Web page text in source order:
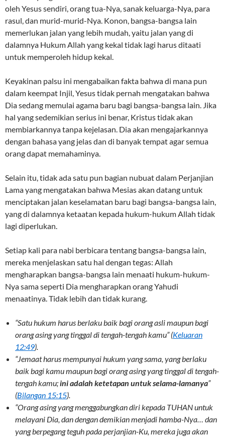
oleh Yesus sendiri, orang tua-Nya, sanak keluarga-Nya, para
rasul, dan murid-murid-Nya. Konon, bangsa-bangsa lain
memerlukan jalan yang lebih mudah, yaitu jalan yang di
dalamnya Hukum Allah yang kekal tidak lagi harus ditaati
untuk memperoleh hidup kekal.
Keyakinan palsu ini mengabaikan fakta bahwa di mana pun
dalam keempat Injil, Yesus tidak pernah mengatakan bahwa
Dia sedang memulai agama baru bagi bangsa-bangsa lain. Jika
hal yang sedemikian serius ini benar, Kristus tidak akan
membiarkannya tanpa kejelasan. Dia akan mengajarkannya
dengan bahasa yang jelas dan di banyak tempat agar semua
orang dapat memahaminya.
Selain itu, tidak ada satu pun bagian nubuat dalam Perjanjian
Lama yang mengatakan bahwa Mesias akan datang untuk
menciptakan jalan keselamatan baru bagi bangsa-bangsa lain,
yang di dalamnya ketaatan kepada hukum-hukum Allah tidak
lagi diperlukan.
Setiap kali para nabi berbicara tentang bangsa-bangsa lain,
mereka menjelaskan satu hal dengan tegas: Allah
mengharapkan bangsa-bangsa lain menaati hukum-hukum-
Nya sama seperti Dia mengharapkan orang Yahudi
menaatinya. Tidak lebih dan tidak kurang.
“Satu hukum harus berlaku baik bagi orang asli maupun bagi
orang asing yang tinggal di tengah-tengah kamu” (Keluaran
12:49).
“Jemaat harus mempunyai hukum yang sama, yang berlaku
baik bagi kamu maupun bagi orang asing yang tinggal di tengah-
tengah kamu;ini adalah ketetapan untuk selama-lamanya”
(Bilangan 15:15).
“Orang asing yang menggabungkan diri kepada TUHAN untuk
melayani Dia, dan dengan demikian menjadi hamba-Nya… dan
yang berpegang teguh pada perjanjian-Ku, mereka juga akan